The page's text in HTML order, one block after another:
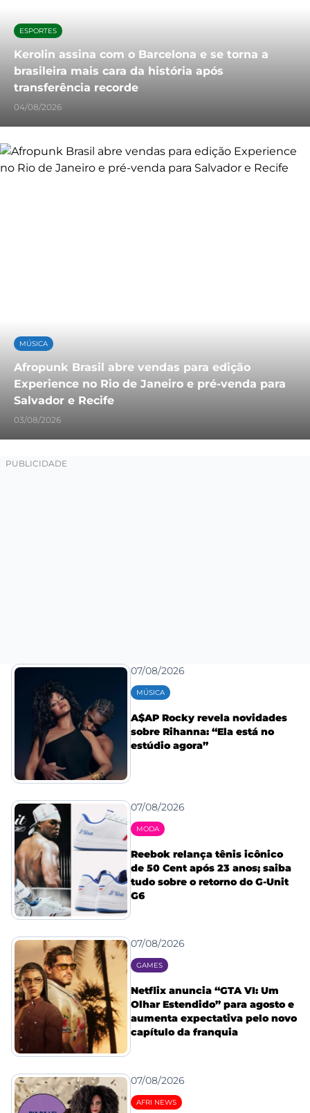
ESPORTES
Kerolin assina com o Barcelona e se torna a
brasileira mais cara da história após
transferência recorde
04/08/2026
MÚSICA
Afropunk Brasil abre vendas para edição
Experience no Rio de Janeiro e pré-venda para
Salvador e Recife
03/08/2026
07/08/2026
MÚSICA
A$AP Rocky revela novidades
sobre Rihanna: “Ela está no
estúdio agora”
07/08/2026
MODA
Reebok relança tênis icônico
de 50 Cent após 23 anos; saiba
tudo sobre o retorno do G-Unit
G6
07/08/2026
GAMES
Netflix anuncia “GTA VI: Um
Olhar Estendido” para agosto e
aumenta expectativa pelo novo
capítulo da franquia
07/08/2026
AFRI NEWS